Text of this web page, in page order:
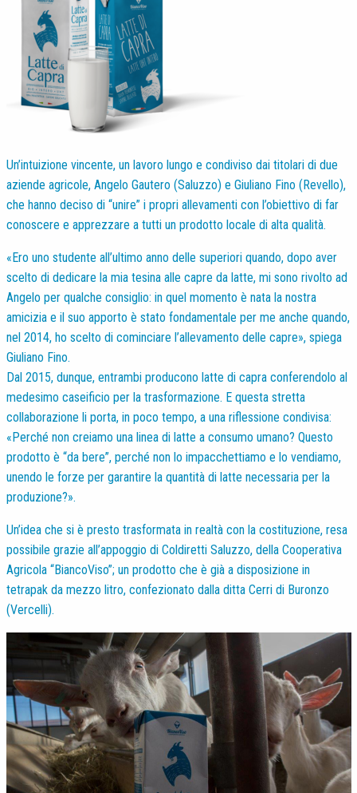
Un’intuizione vincente, un lavoro lungo e condiviso dai titolari di due
aziende agricole, Angelo Gautero (Saluzzo) e Giuliano Fino (Revello),
che hanno deciso di “unire” i propri allevamenti con l’obiettivo di far
conoscere e apprezzare a tutti un prodotto locale di alta qualità.
«Ero uno studente all’ultimo anno delle superiori quando, dopo aver
scelto di dedicare la mia tesina alle capre da latte, mi sono rivolto ad
Angelo per qualche consiglio: in quel momento è nata la nostra
amicizia e il suo apporto è stato fondamentale per me anche quando,
nel 2014, ho scelto di cominciare l’allevamento delle capre», spiega
Giuliano Fino.
Dal 2015, dunque, entrambi producono latte di capra conferendolo al
medesimo caseificio per la trasformazione. E questa stretta
collaborazione li porta, in poco tempo, a una riflessione condivisa:
«Perché non creiamo una linea di latte a consumo umano? Questo
prodotto è “da bere”, perché non lo impacchettiamo e lo vendiamo,
unendo le forze per garantire la quantità di latte necessaria per la
produzione?».
Un’idea che si è presto trasformata in realtà con la costituzione, resa
possibile grazie all’appoggio di Coldiretti Saluzzo, della Cooperativa
Agricola “BiancoViso”; un prodotto che è già a disposizione in
tetrapak da mezzo litro, confezionato dalla ditta Cerri di Buronzo
(Vercelli).